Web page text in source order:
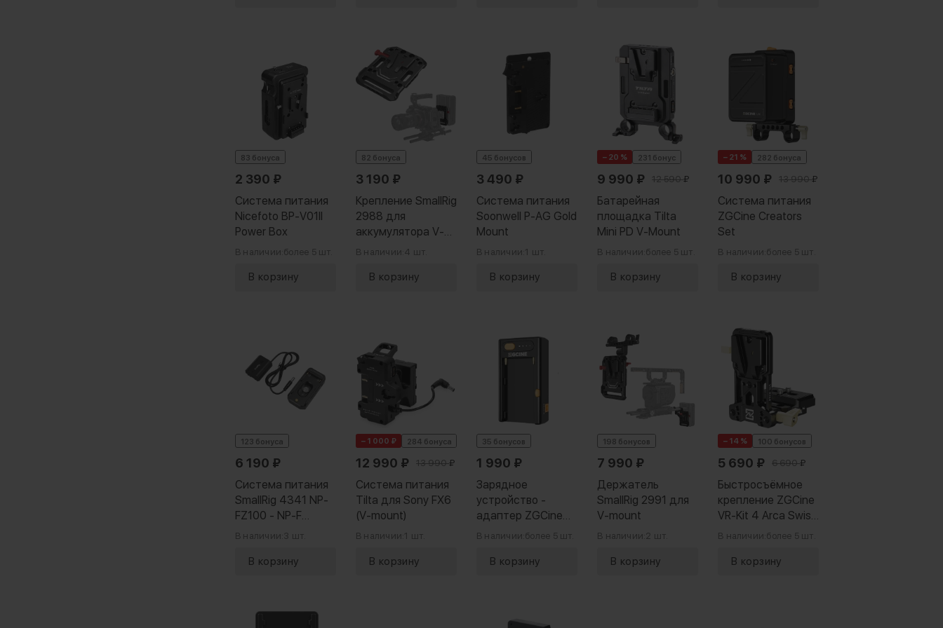
83 бонуса
2 390 ₽
Система питания
Nicefoto BP-V01II
Power Box
В наличии: более 5 шт.
82 бонуса
3 190 ₽
Крепление SmallRig
2988 для
аккумулятора V-
mount
В наличии: 4 шт.
45 бонусов
3 490 ₽
Система питания
Soonwell P-AG Gold
Mount
В наличии: 1 шт.
− 20 % 231 бонус
9 990 ₽ 12 590₽
Батарейная
площадка Tilta
Mini PD V-Mount
В наличии: более 5 шт.
− 21 % 282 бонуса
10 990 ₽ 13 990₽
Система питания
ZGCine Creators
Set
В наличии: более 5 шт.
123 бонуса
6 190 ₽
Система питания
SmallRig 4341 NP-
FZ100​ - NP-F
(Advanced Edition)
В наличии: 3 шт.
− 1 000 ₽ 284 бонуса
12 990 ₽ 13 990₽
Система питания
Tilta для Sony FX6
(V-mount)
В наличии: 1 шт.
35 бонусов
1 990 ₽
Зарядное
устройство -
адаптер ZGCine
NPF-02
В наличии: более 5 шт.
198 бонусов
7 990 ₽
Держатель
SmallRig 2991 для
V-mount
В наличии: 2 шт.
− 14 % 100 бонусов
5 690 ₽ 6 690₽
Быстросъёмное
крепление ZGCine
VR-Kit 4 Arca Swiss
V-mount
В наличии: более 5 шт.